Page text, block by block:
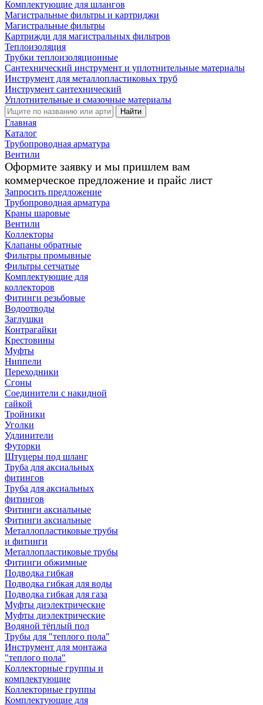
Комплектующие для шлангов
Магистральные фильтры и картриджи
Магистральные фильтры
Картрижди для магистральных фильтров
Теплоизоляция
Трубки теплоизоляционные
Сантехнический инструмент и уплотнительные материалы
Инструмент для металлопластиковых труб
Инструмент сантехнический
Уплотнительные и смазочные материалы
Найти
Главная
Каталог
Трубопроводная арматура
Вентили
Оформите заявку и мы пришлем вам
коммерческое предложение и прайс лист
Запросить предложение
Трубопроводная арматура
Краны шаровые
Вентили
Коллекторы
Клапаны обратные
Фильтры промывные
Фильтры сетчатые
Комплектующие для
коллекторов
Фитинги резьбовые
Водоотводы
Заглушки
Контрагайки
Крестовины
Муфты
Ниппели
Переходники
Сгоны
Соединители с накидной
гайкой
Тройники
Уголки
Удлинители
Футорки
Штуцеры под шланг
Труба для аксиальных
фитингов
Труба для аксиальных
фитингов
Фитинги аксиальные
Фитинги аксиальные
Металлопластиковые трубы
и фитинги
Металлопластиковые трубы
Фитинги обжимные
Подводка гибкая
Подводка гибкая для воды
Подводка гибкая для газа
Муфты диэлектрические
Муфты диэлектрические
Водяной тёплый пол
Трубы для "теплого пола"
Инструмент для монтажа
"теплого пола"
Коллекторные группы и
комплектующие
Коллекторные группы
Комплектующие для